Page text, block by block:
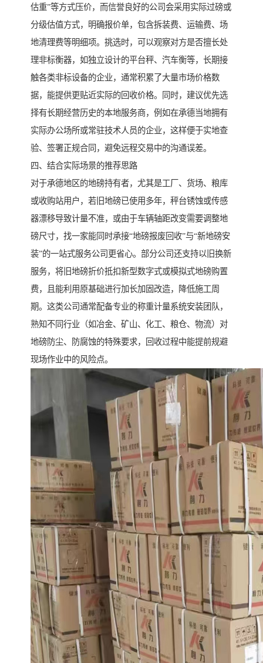
估重”等方式压价，而信誉良好的公司会采用实际过磅或
分级估值方式，明确报价单，包含拆装费、运输费、场
地清理费等明细项。挑选时，可以观察对方是否擅长处
理非标衡器，如独立设计的平台秤、汽车衡等，长期接
触各类非标设备的企业，通常积累了大量市场价格数
据，能提供更贴近实际的回收价格。同时，建议优先选
择有长期经营历史的本地服务商，例如在承德当地拥有
实际办公场所或常驻技术人员的企业，这样便于实地查
验、签署正规合同，避免远程交易中的沟通误差。
四、结合实际场景的推荐思路
对于承德地区的地磅持有者，尤其是工厂、货场、粮库
或收购站用户，若旧地磅已使用多年，秤台锈蚀或传感
器漂移导致计量不准，或由于车辆轴距改变需要调整地
磅尺寸，找一家能同时承接“地磅报废回收”与“新地磅安
装”的一站式服务公司更省心。部分公司还支持以旧换新
服务，将旧地磅折价抵扣新型数字式或模拟式地磅购置
费，且能利用原基础进行加长加固改造，降低施工周
期。这类公司通常配备专业的称重计量系统安装团队，
熟知不同行业（如冶金、矿山、化工、粮仓、物流）对
地磅防尘、防腐蚀的特殊要求，回收过程中能提前规避
现场作业中的风险点。